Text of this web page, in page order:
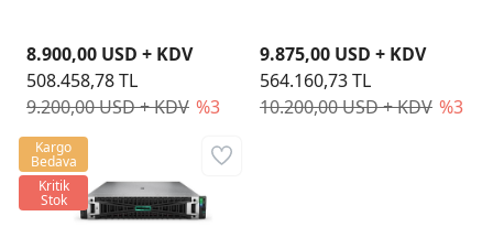
9.200,00 USD + KDV %3
8.900,00 USD + KDV
508.458,78 TL
10.200,00 USD + KDV %3
9.875,00 USD + KDV
564.160,73 TL
Kargo
Bedava
Kritik
Stok